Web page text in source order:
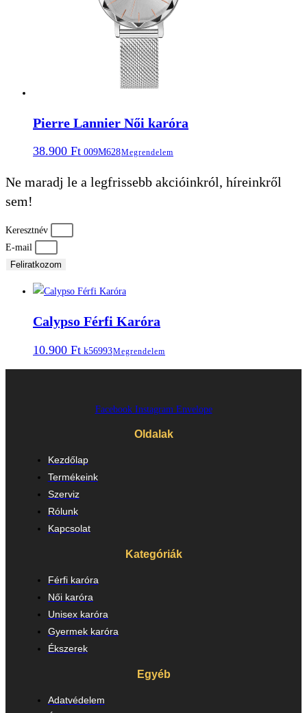
Pierre Lannier Női karóra
38.900 Ft 009M628Megrendelem
Ne maradj le a legfrissebb akcióinkról, híreinkről
sem!
Keresztnév
E-mail
Feliratkozom
Calypso Férfi Karóra
10.900 Ft k56993Megrendelem
Facebook Instagram Envelope
Oldalak
Kezdőlap
Termékeink
Szerviz
Rólunk
Kapcsolat
Kategóriák
Férfi karóra
Női karóra
Unisex karóra
Gyermek karóra
Ékszerek
Egyéb
Adatvédelem